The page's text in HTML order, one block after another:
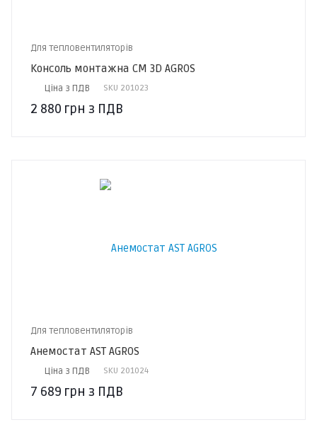
Для тепловентиляторів
Консоль монтажна CM 3D AGROS
Ціна з ПДВ SKU 201023
2 880 грн з ПДВ
Для тепловентиляторів
Анемостат AST AGROS
Ціна з ПДВ SKU 201024
7 689 грн з ПДВ